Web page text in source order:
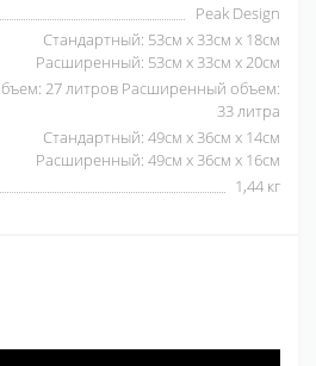
Peak Design
Стандартный: 53см x 33см x 18см
Расширенный: 53см x 33см x 20см
27 литров Расширенный объем:
33 литра
Стандартный: 49см x 36см x 14см
Расширенный: 49см x 36см x 16см
1,44 кг